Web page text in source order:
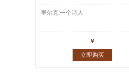
里尔克:一个诗人
￥
立即购买